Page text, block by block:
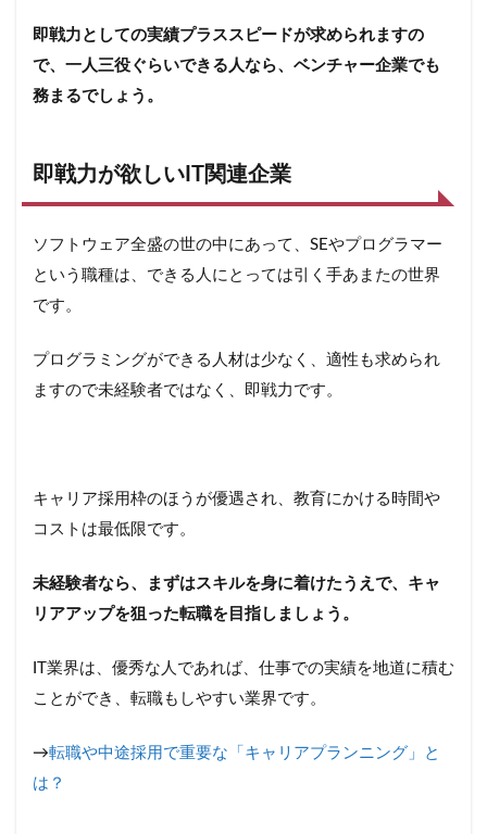
即戦力としての実績プラススピードが求められますの
で、一人三役ぐらいできる人なら、ベンチャー企業でも
務まるでしょう。
即戦力が欲しいIT関連企業
ソフトウェア全盛の世の中にあって、SEやプログラマー
という職種は、できる人にとっては引く手あまたの世界
です。
プログラミングができる人材は少なく、適性も求められ
ますので未経験者ではなく、即戦力です。
キャリア採用枠のほうが優遇され、教育にかける時間や
コストは最低限です。
未経験者なら、まずはスキルを身に着けたうえで、キャ
リアアップを狙った転職を目指しましょう。
IT業界は、優秀な人であれば、仕事での実績を地道に積む
ことができ、転職もしやすい業界です。
→転職や中途採用で重要な「キャリアプランニング」と
は？